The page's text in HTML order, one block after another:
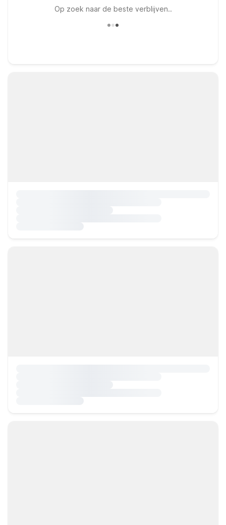
Op zoek naar de beste verblijven..